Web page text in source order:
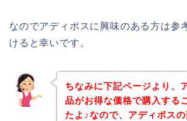
なのでアディポスに興味のある方は参
けると幸いです。
ちなみに下記ページより、
品がお得な価格で購入する
たよ♪なので、アディポス